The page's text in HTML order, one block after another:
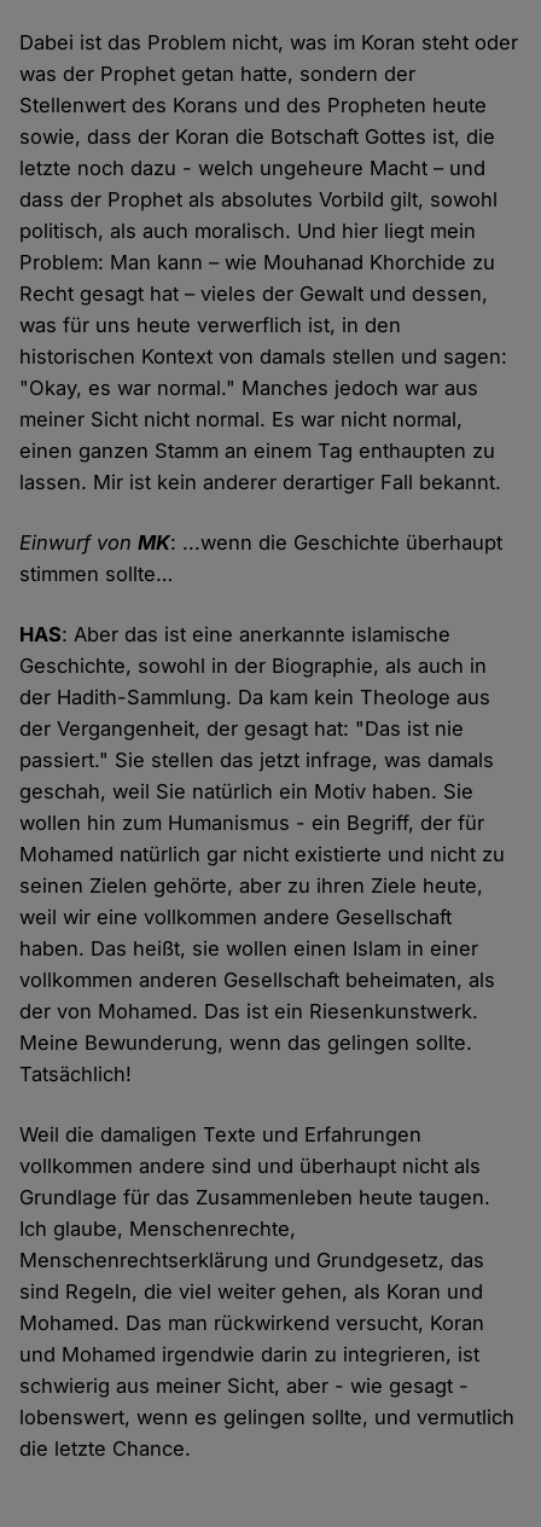
Dabei ist das Problem nicht, was im Koran steht oder
was der Prophet getan hatte, sondern der
Stellenwert des Korans und des Propheten heute
sowie, dass der Koran die Botschaft Gottes ist, die
letzte noch dazu - welch ungeheure Macht – und
dass der Prophet als absolutes Vorbild gilt, sowohl
politisch, als auch moralisch. Und hier liegt mein
Problem: Man kann – wie Mouhanad Khorchide zu
Recht gesagt hat – vieles der Gewalt und dessen,
was für uns heute verwerflich ist, in den
historischen Kontext von damals stellen und sagen:
"Okay, es war normal." Manches jedoch war aus
meiner Sicht nicht normal. Es war nicht normal,
einen ganzen Stamm an einem Tag enthaupten zu
lassen. Mir ist kein anderer derartiger Fall bekannt.
Einwurf vonMK: ...wenn die Geschichte überhaupt
stimmen sollte…
HAS: Aber das ist eine anerkannte islamische
Geschichte, sowohl in der Biographie, als auch in
der Hadith-Sammlung. Da kam kein Theologe aus
der Vergangenheit, der gesagt hat: "Das ist nie
passiert." Sie stellen das jetzt infrage, was damals
geschah, weil Sie natürlich ein Motiv haben. Sie
wollen hin zum Humanismus - ein Begriff, der für
Mohamed natürlich gar nicht existierte und nicht zu
seinen Zielen gehörte, aber zu ihren Ziele heute,
weil wir eine vollkommen andere Gesellschaft
haben. Das heißt, sie wollen einen Islam in einer
vollkommen anderen Gesellschaft beheimaten, als
der von Mohamed. Das ist ein Riesenkunstwerk.
Meine Bewunderung, wenn das gelingen sollte.
Tatsächlich!
Weil die damaligen Texte und Erfahrungen
vollkommen andere sind und überhaupt nicht als
Grundlage für das Zusammenleben heute taugen.
Ich glaube, Menschenrechte,
Menschenrechtserklärung und Grundgesetz, das
sind Regeln, die viel weiter gehen, als Koran und
Mohamed. Das man rückwirkend versucht, Koran
und Mohamed irgendwie darin zu integrieren, ist
schwierig aus meiner Sicht, aber - wie gesagt -
lobenswert, wenn es gelingen sollte, und vermutlich
die letzte Chance.